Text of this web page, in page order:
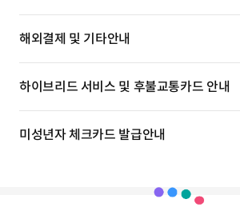
해외결제 및 기타안내
하이브리드 서비스 및 후불교통카드 안내
미성년자 체크카드 발급안내